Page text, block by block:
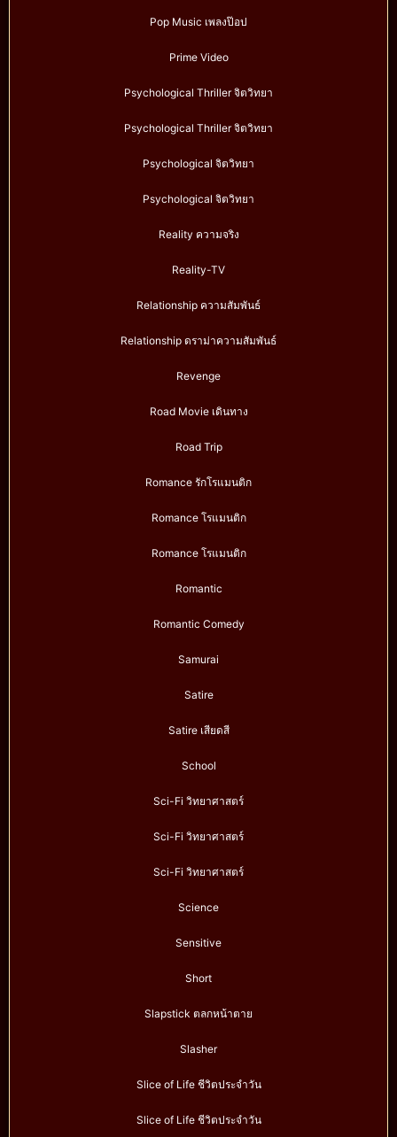
Pop Music เพลงป๊อป
Prime Video
Psychological Thriller จิตวิทยา
Psychological Thriller จิตวิทยา
Psychological จิตวิทยา
Psychological จิตวิทยา
Reality ความจริง
Reality-TV
Relationship ความสัมพันธ์
Relationship ดราม่าความสัมพันธ์
Revenge
Road Movie เดินทาง
Road Trip
Romance รักโรแมนติก
Romance โรแมนติก
Romance โรแมนติก
Romantic
Romantic Comedy
Samurai
Satire
Satire เสียดสี
School
Sci-Fi วิทยาศาสตร์
Sci-Fi วิทยาศาสตร์
Sci-Fi วิทยาศาสตร์
Science
Sensitive
Short
Slapstick ตลกหน้าตาย
Slasher
Slice of Life ชีวิตประจำวัน
Slice of Life ชีวิตประจำวัน